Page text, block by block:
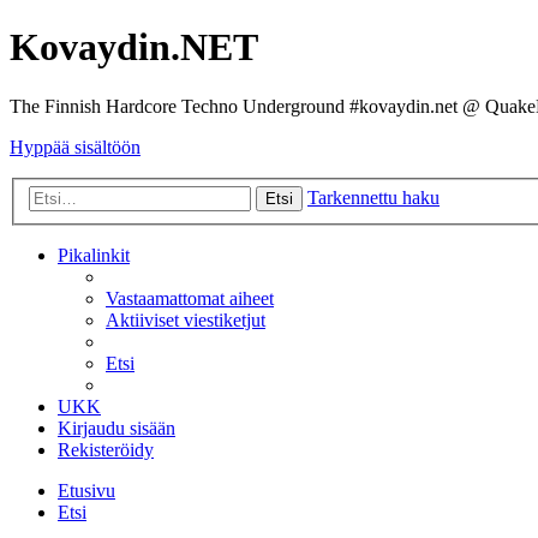
Kovaydin.NET
The Finnish Hardcore Techno Underground #kovaydin.net @
Hyppää sisältöön
Etsi Tarkennettu haku
Pikalinkit
Vastaamattomat aiheet
Aktiiviset viestiketjut
Etsi
UKK
Kirjaudu sisään
Rekisteröidy
Etusivu
Etsi